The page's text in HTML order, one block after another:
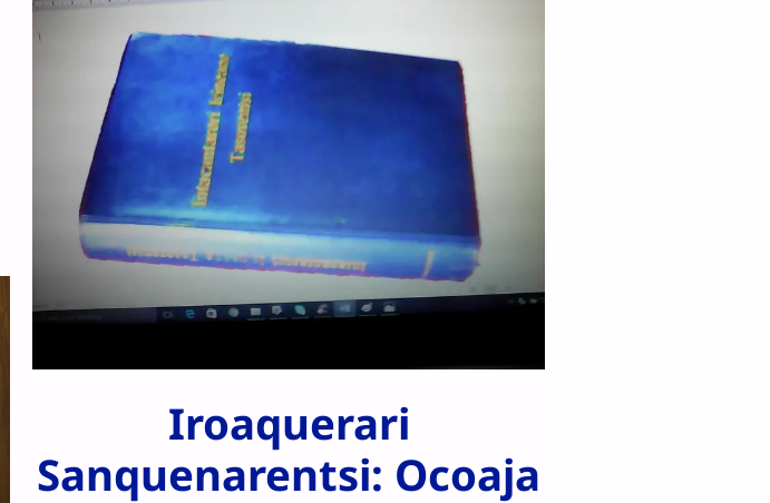
Iroaquerari
Sanquenarentsi: Ocoaja